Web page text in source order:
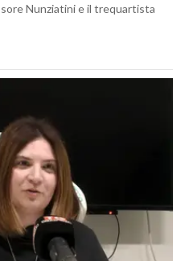
Nunziatini e il trequartista